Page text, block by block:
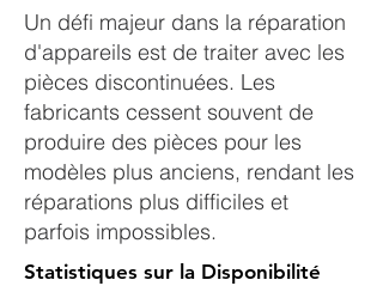
Un défi majeur dans la réparation
d'appareils est de traiter avec les
pièces discontinuées. Les
fabricants cessent souvent de
produire des pièces pour les
modèles plus anciens, rendant les
réparations plus difficiles et
parfois impossibles.
Statistiques sur la Disponibilité